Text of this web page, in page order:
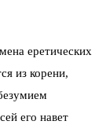
еретических
из корени,
его навет